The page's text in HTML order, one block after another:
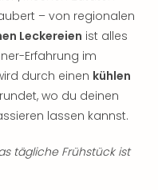
– von regionalen
Leckereien ist alles
Erfahrung im
durch einen kühlen
wo du deinen
lassen kannst.
tägliche Frühstück ist